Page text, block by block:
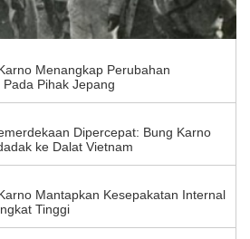
Menangkap Perubahan
Pihak Jepang
Dipercepat: Bung Karno
ke Dalat Vietnam
Mantapkan Kesepakatan Internal
Tinggi